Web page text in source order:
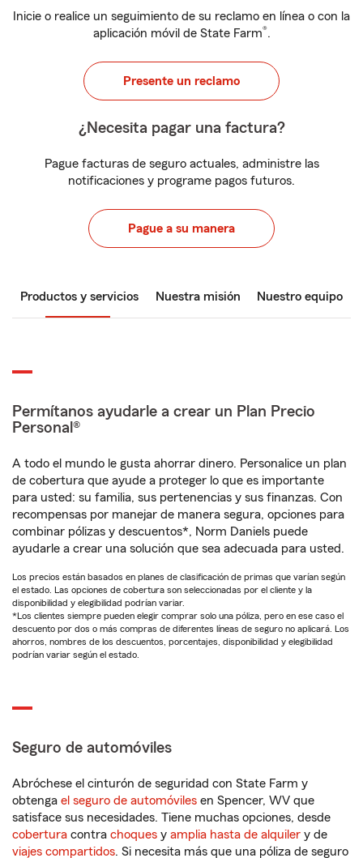
Inicie o realice un seguimiento de su reclamo en línea o con la
aplicación móvil de State Farm®.
Presente un reclamo
¿Necesita pagar una factura?
Pague facturas de seguro actuales, administre las
notificaciones y programe pagos futuros.
Pague a su manera
Productos y servicios Nuestra misión Nuestro equipo
Permítanos ayudarle a crear un Plan Precio
Personal®
A todo el mundo le gusta ahorrar dinero. Personalice un plan
de cobertura que ayude a proteger lo que es importante
para usted: su familia, sus pertenencias y sus finanzas. Con
recompensas por manejar de manera segura, opciones para
combinar pólizas y descuentos*, Norm Daniels puede
ayudarle a crear una solución que sea adecuada para usted.
Los precios están basados en planes de clasificación de primas que varían según
el estado. Las opciones de cobertura son seleccionadas por el cliente y la
disponibilidad y elegibilidad podrían variar.
*Los clientes siempre pueden elegir comprar solo una póliza, pero en ese caso el
descuento por dos o más compras de diferentes líneas de seguro no aplicará. Los
ahorros, nombres de los descuentos, porcentajes, disponibilidad y elegibilidad
podrían variar según el estado.
Seguro de automóviles
Abróchese el cinturón de seguridad con State Farm y
obtenga el seguro de automóviles en Spencer, WV que
satisface sus necesidades. Tiene muchas opciones, desde
cobertura contra choques y amplia hasta de alquiler y de
viajes compartidos. Si necesita más que una póliza de seguro